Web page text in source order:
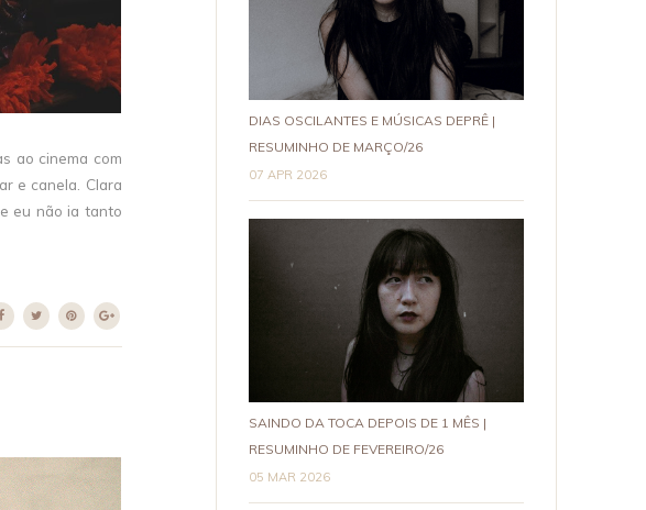
ao cinema com
e canela. Clara
eu não ia tanto
DIAS OSCILANTES E MÚSICAS DEPRÊ |
RESUMINHO DE MARÇO/26
07 APR 2026
SAINDO DA TOCA DEPOIS DE 1 MÊS |
RESUMINHO DE FEVEREIRO/26
05 MAR 2026